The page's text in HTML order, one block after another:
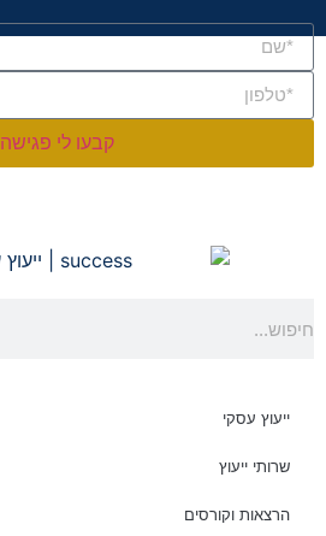
קבעו לי פגישה
ייעוץ עסקי
שרותי ייעוץ
הרצאות וקורסים